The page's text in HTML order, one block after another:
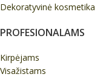
Dekoratyvinė kosmetika
PROFESIONALAMS
Kirpėjams
Visažistams